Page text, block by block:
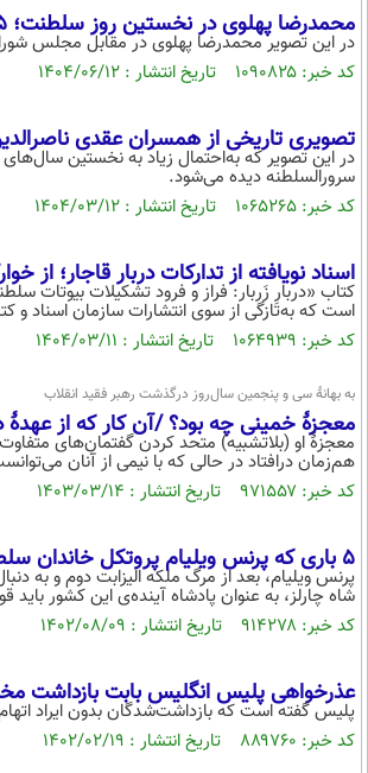
محمدرضا پهلوی در نخستین روز سلطنت؛ 25 شهریور 1320(عکس)
در این تصویر محمدرضا پهلوی در مقابل مجلس
کد خبر: ۱۰۹۰۸۲۵ تاریخ انتشار : ۱۴۰۴/۰۶/۱۲
تصویری تاریخی از همسران عقدی
در این تصویر که به‌احتمال زیاد به نخستین
سرورالسلطنه دیده می‌شود.
کد خبر: ۱۰۶۵۲۶۵ تاریخ انتشار : ۱۴۰۴/۰۳/۱۲
اسناد نویافته از تدارکات دربار قاجار؛
کتاب «دربارِ زَربار: فراز و فرود تشکیلات بیوتات
است که به‌تازگی از سوی انتشارات سازمان اسناد و
کد خبر: ۱۰۶۴۹۳۹ تاریخ انتشار : ۱۴۰۴/۰۳/۱۱
به بهانۀ سی‌ و‌ پنجمین سال‌روز درگذشت رهبر فقید انقلاب
معجزۀ خمینی چه بود؟ /آن کار که از عهدۀ دیگران
معجزۀ او (بلاتشبیه) متحد کردن گفتمان‌های
هم‌زمان درافتاد در حالی که با نیمی از آنان
کد خبر: ۹۷۱۵۵۷ تاریخ انتشار : ۱۴۰۳/۰۳/۱۴
۵ باری که پرنس ویلیام پروتکل خاندان سلطنتی را زیر پا گذاشت(+عکس)
پرنس ویلیام، بعد از مرگ ملکه الیزابت دوم و به
شاه چارلز، به عنوان پادشاه آینده‌ی این کشور باید
کد خبر: ۹۱۴۲۷۸ تاریخ انتشار : ۱۴۰۲/۰۸/۰۹
عذرخواهی پلیس انگلیس بابت بازداشت
پلیس گفته است که بازداشت‌شدگان بدون ایراد
کد خبر: ۸۸۹۷۶۰ تاریخ انتشار : ۱۴۰۲/۰۲/۱۹